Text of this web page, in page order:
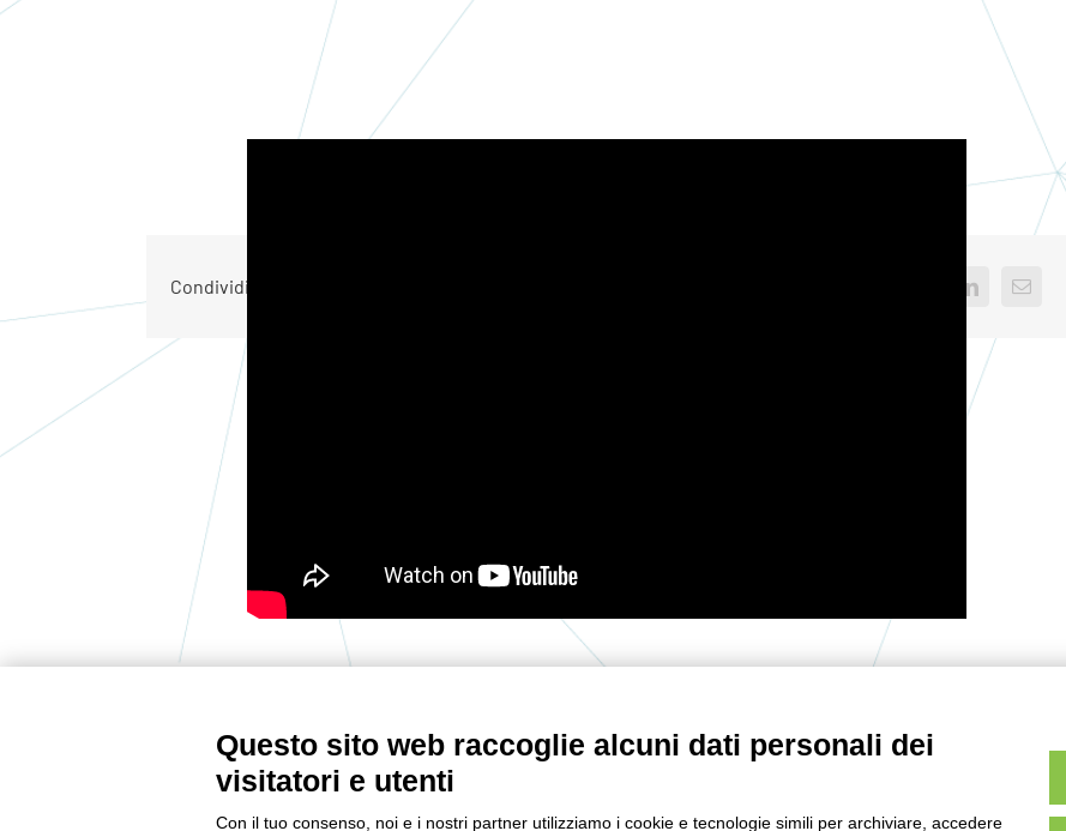
Condividi questo articolo FacebookLinkedInEmail
CONTATTACI
Questo sito web raccoglie alcuni dati personali dei
visitatori e utenti
Con il tuo consenso, noi e i nostri partner utilizziamo i cookie e tecnologie simili per archiviare, accedere